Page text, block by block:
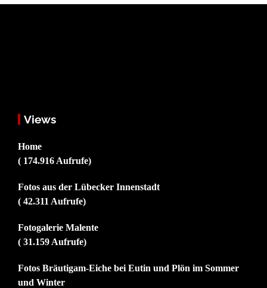
Views
Home
( 174.916 Aufrufe)
Fotos aus der Lübecker Innenstadt
( 42.311 Aufrufe)
Fotogalerie Malente
( 31.159 Aufrufe)
Fotos Bräutigam-Eiche bei Eutin und Plön im Sommer
und Winter